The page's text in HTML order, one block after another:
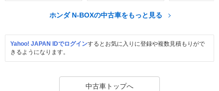
ホンダ N-BOXの中古車をもっと見る
Yahoo! JAPAN IDでログインするとお気に入りに登録や複数見積もりがで
きるようになります。
中古車トップへ